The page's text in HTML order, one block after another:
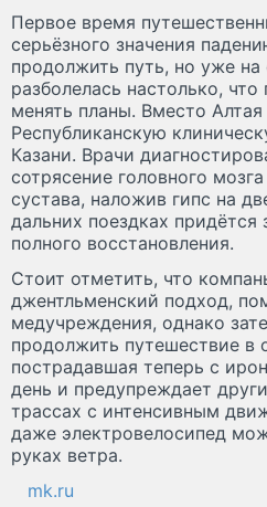
Первое время
серьёзного значения
продолжить путь, но уже
разболелась настолько,
менять планы. Вместо
Республиканскую
Казани. Врачи
сотрясение головного
сустава, наложив гипс на
дальних поездках
полного восстановления.
Стоит отметить, что
джентльменский подход,
медучреждения, однако
продолжить путешествие в
пострадавшая теперь с
день и предупреждает
трассах с интенсивным
даже электровелосипед
руках ветра.
mk.ru